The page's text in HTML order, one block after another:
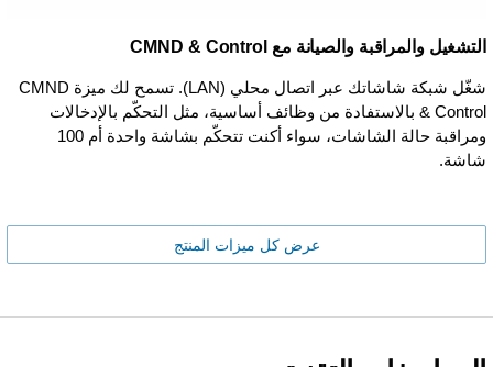
التشغيل والمراقبة والصيانة مع CMND & Control
شغّل شبكة شاشاتك عبر اتصال محلي (LAN). تسمح لك ميزة CMND
& Control بالاستفادة من وظائف أساسية، مثل التحكّم بالإدخالات
ومراقبة حالة الشاشات، سواء أكنت تتحكّم بشاشة واحدة أم 100
شاشة.
عرض كل ميزات المنتج